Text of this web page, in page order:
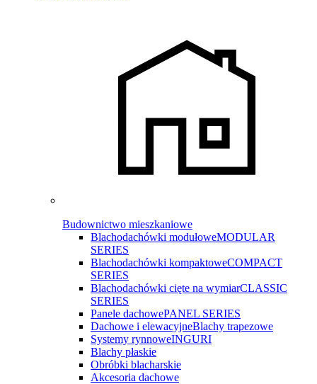
Budownictwo mieszkaniowe
Blachodachówki modułoweMODULAR
SERIES
Blachodachówki kompaktoweCOMPACT
SERIES
Blachodachówki cięte na wymiarCLASSIC
SERIES
Panele dachowePANEL SERIES
Dachowe i elewacyjneBlachy trapezowe
Systemy rynnoweINGURI
Blachy płaskie
Obróbki blacharskie
Akcesoria dachowe